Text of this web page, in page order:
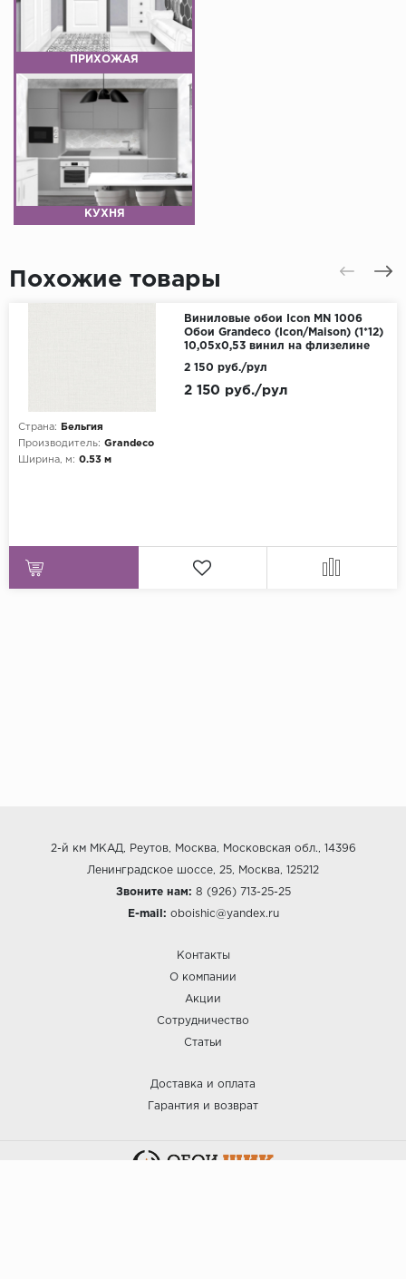
ПРИХОЖАЯ
КУХНЯ
Похожие товары
Виниловые обои Icon MN 1006
Обои Grandeco (Icon/Maison) (1*12)
10,05х0,53 винил на флизелине
Страна:
Бельгия
Производитель: Grandeco
Ширина, м: 0.53 м
2 150 руб./рул
2 150 руб./рул
2-й км МКАД, Реутов, Москва, Московская обл., 14396
Ленинградское шоссе, 25, Москва, 125212
Звоните нам: 8 (926) 713-25-25
E-mail: oboishic@yandex.ru
Контакты
О компании
Акции
Сотрудничество
Статьи
Доставка и оплата
Гарантия и возврат